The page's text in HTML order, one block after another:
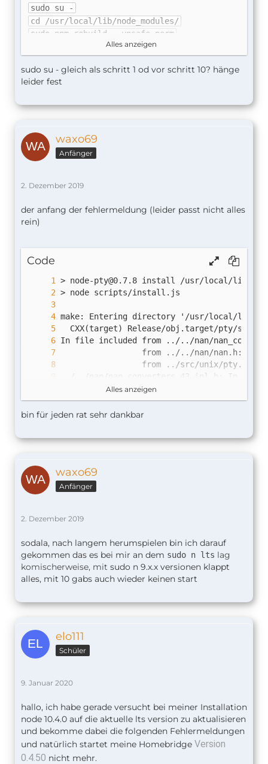
sudo su -
cd /usr/local/lib/node_modules/
sudo npm rebuild --unsafe-perm
Vielleicht geht das besser.
Stefan
Alles anzeigen
sudo su - gleich als schritt 1 od vor schritt 10? hänge
leider fest
waxo69
Anfänger
2. Dezember 2019
der anfang der fehlermeldung (leider passt nicht alles
rein)
Code
> node-pty@0.7.8
Alles anzeigen
bin für jeden rat sehr dankbar
waxo69
Anfänger
2. Dezember 2019
sodala, nach langem herumspielen bin ich darauf
gekommen das es bei mir an dem sudo n lts lag
komischerweise, mit sudo n 9.x.x versionen klappt
alles, mit 10 gabs auch wieder keinen start
elo111
Schüler
9. Januar 2020
hallo, ich habe gerade versucht bei meiner Installation
node 10.4.0 auf die aktuelle lts version zu aktualisieren
und bekomme dabei die folgenden Fehlermeldungen
und natürlich startet meine Homebridge Version
0.4.50 nicht mehr.